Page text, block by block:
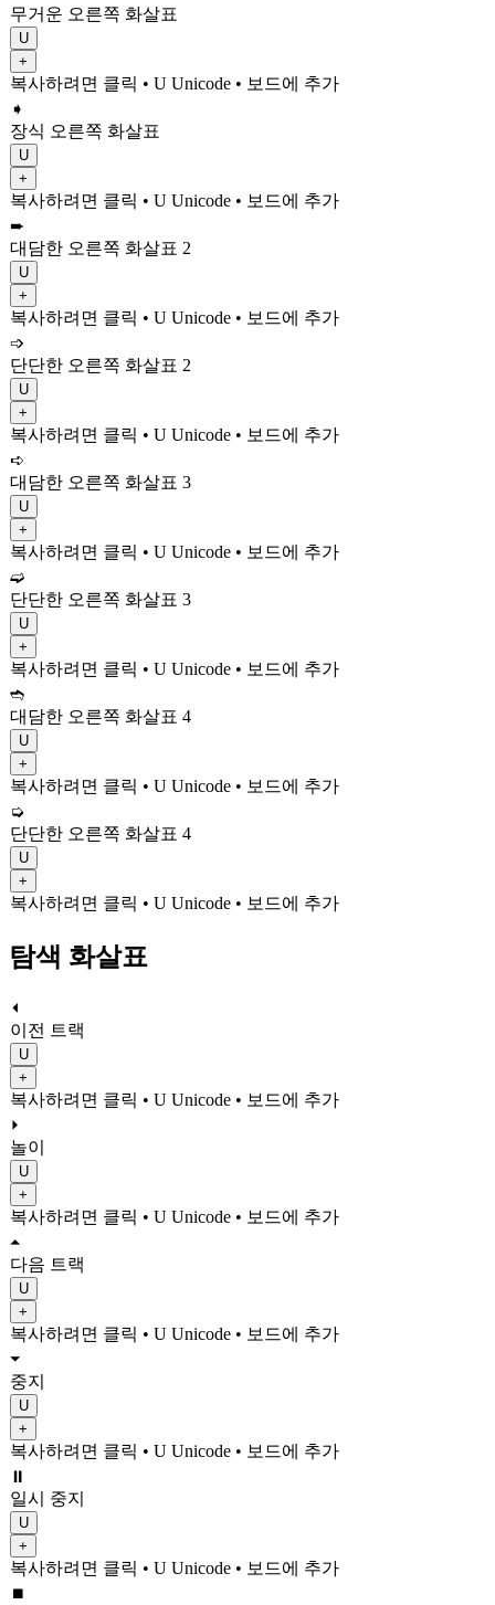
무거운 오른쪽 화살표
U
+
복사하려면 클릭 • U Unicode • 보드에 추가
➧
장식 오른쪽 화살표
U
+
복사하려면 클릭 • U Unicode • 보드에 추가
➨
대담한 오른쪽 화살표 2
U
+
복사하려면 클릭 • U Unicode • 보드에 추가
➩
단단한 오른쪽 화살표 2
U
+
복사하려면 클릭 • U Unicode • 보드에 추가
➪
대담한 오른쪽 화살표 3
U
+
복사하려면 클릭 • U Unicode • 보드에 추가
➫
단단한 오른쪽 화살표 3
U
+
복사하려면 클릭 • U Unicode • 보드에 추가
➬
대담한 오른쪽 화살표 4
U
+
복사하려면 클릭 • U Unicode • 보드에 추가
➭
단단한 오른쪽 화살표 4
U
+
복사하려면 클릭 • U Unicode • 보드에 추가
탐색 화살표
⏴
이전 트랙
U
+
복사하려면 클릭 • U Unicode • 보드에 추가
⏵
놀이
U
+
복사하려면 클릭 • U Unicode • 보드에 추가
⏶
다음 트랙
U
+
복사하려면 클릭 • U Unicode • 보드에 추가
⏷
중지
U
+
복사하려면 클릭 • U Unicode • 보드에 추가
⏸
일시 중지
U
+
복사하려면 클릭 • U Unicode • 보드에 추가
⏹